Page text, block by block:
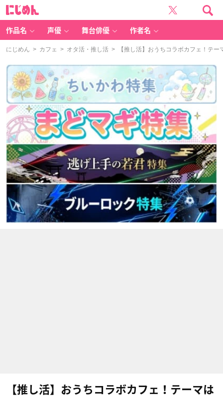
作品名 声優 舞台俳優 作者名
にじめん > カフェ > オタ活・推し活 > 【推し活】おうちコラボカフェ！テー
【推し活】おうちコラボカフェ！テーマは